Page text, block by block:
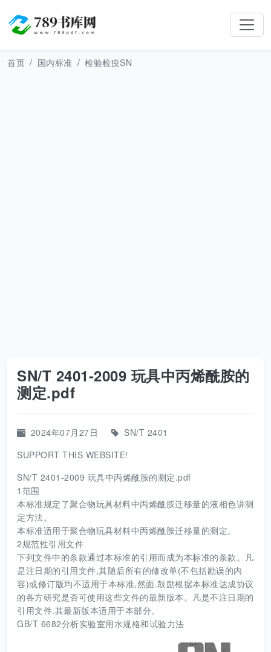
首页 国内标准 检验检疫SN
SN/T 2401-2009 玩具中丙烯酰胺的
测定.pdf
2024年07月27日
SN/T 2401
SUPPORT THIS WEBSITE!
SN/T 2401-2009 玩具中丙烯酰胺的测定.pdf
1范围
本标准规定了聚合物玩具材料中丙烯酰胺迁移量的液相色讲测
定方法。
本标准适用于聚合物玩具材料中丙烯酰胺迁移量的测定。
2规范性引用文件
下列文件中的条款通过本标准的引用而成为本标准的条款。凡
是注日期的引用文件,其随后所有的修改单(不包括勘误的内
容)或修订版均不适用于本标准,然面.鼓励根据本标准达成协议
的各方研究是否可使用这些文件的最新版本。凡是不注日期的
引用文件.其最新版本适用于本部分。
GB/T 6682分析实验室用水规格和试验力法